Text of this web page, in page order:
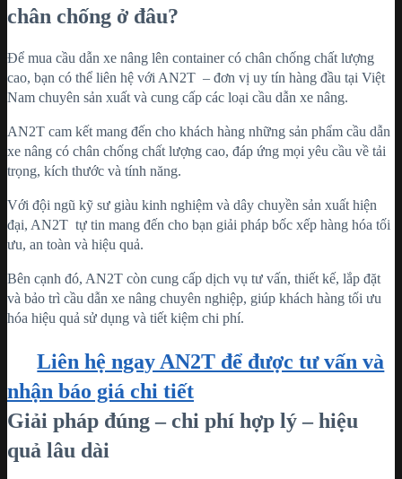
chân chống ở đâu?
Để mua cầu dẫn xe nâng lên container có chân chống chất lượng
cao, bạn có thể liên hệ với AN2T – đơn vị uy tín hàng đầu tại Việt
Nam chuyên sản xuất và cung cấp các loại cầu dẫn xe nâng.
AN2T cam kết mang đến cho khách hàng những sản phẩm cầu dẫn
xe nâng có chân chống chất lượng cao, đáp ứng mọi yêu cầu về tải
trọng, kích thước và tính năng.
Với đội ngũ kỹ sư giàu kinh nghiệm và dây chuyền sản xuất hiện
đại, AN2T tự tin mang đến cho bạn giải pháp bốc xếp hàng hóa tối
ưu, an toàn và hiệu quả.
Bên cạnh đó, AN2T còn cung cấp dịch vụ tư vấn, thiết kế, lắp đặt
và bảo trì cầu dẫn xe nâng chuyên nghiệp, giúp khách hàng tối ưu
hóa hiệu quả sử dụng và tiết kiệm chi phí.
Liên hệ ngay AN2T để được tư vấn và
nhận báo giá chi tiết
Giải pháp đúng – chi phí hợp lý – hiệu
quả lâu dài